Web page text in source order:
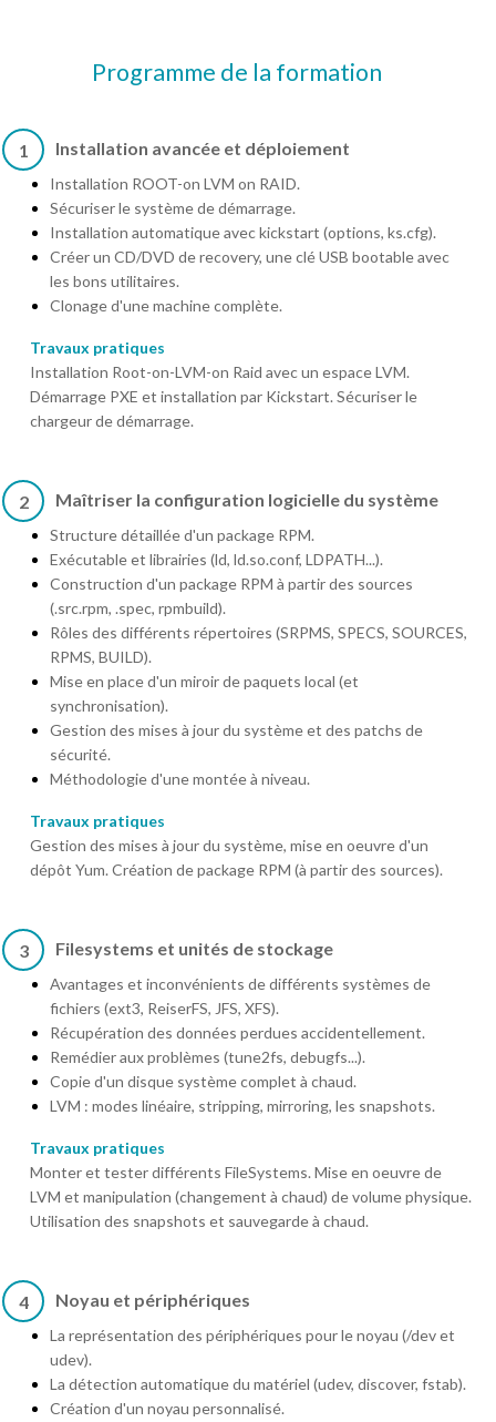
Programme de la formation
1 Installation avancée et déploiement
Installation ROOT-on LVM on RAID.
Sécuriser le système de démarrage.
Installation automatique avec kickstart (options, ks.cfg).
Créer un CD/DVD de recovery, une clé USB bootable avec
les bons utilitaires.
Clonage d'une machine complète.
Travaux pratiques
Installation Root-on-LVM-on Raid avec un espace LVM.
Démarrage PXE et installation par Kickstart. Sécuriser le
chargeur de démarrage.
2 Maîtriser la configuration logicielle du système
Structure détaillée d'un package RPM.
Exécutable et librairies (ld, ld.so.conf, LDPATH...).
Construction d'un package RPM à partir des sources
(.src.rpm, .spec, rpmbuild).
Rôles des différents répertoires (SRPMS, SPECS, SOURCES,
RPMS, BUILD).
Mise en place d'un miroir de paquets local (et
synchronisation).
Gestion des mises à jour du système et des patchs de
sécurité.
Méthodologie d'une montée à niveau.
Travaux pratiques
Gestion des mises à jour du système, mise en oeuvre d'un
dépôt Yum. Création de package RPM (à partir des sources).
3 Filesystems et unités de stockage
Avantages et inconvénients de différents systèmes de
fichiers (ext3, ReiserFS, JFS, XFS).
Récupération des données perdues accidentellement.
Remédier aux problèmes (tune2fs, debugfs...).
Copie d'un disque système complet à chaud.
LVM : modes linéaire, stripping, mirroring, les snapshots.
Travaux pratiques
Monter et tester différents FileSystems. Mise en oeuvre de
LVM et manipulation (changement à chaud) de volume physique.
Utilisation des snapshots et sauvegarde à chaud.
4 Noyau et périphériques
La représentation des périphériques pour le noyau (/dev et
udev).
La détection automatique du matériel (udev, discover, fstab).
Création d'un noyau personnalisé.